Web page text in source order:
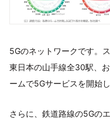
5Gのネットワークです。
東日本の山手線全30駅、
ームで5Gサービスを開始し
さらに、鉄道路線の5Gの